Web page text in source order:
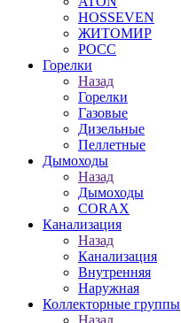
HOSSEVEN
ЖИТОМИР
РОСС
Горелки
Назад
Горелки
Газовые
Дизельные
Пеллетные
Дымоходы
Назад
Дымоходы
CORAX
Канализация
Назад
Канализация
Внутренняя
Наружная
Коллекторные группы
Назад